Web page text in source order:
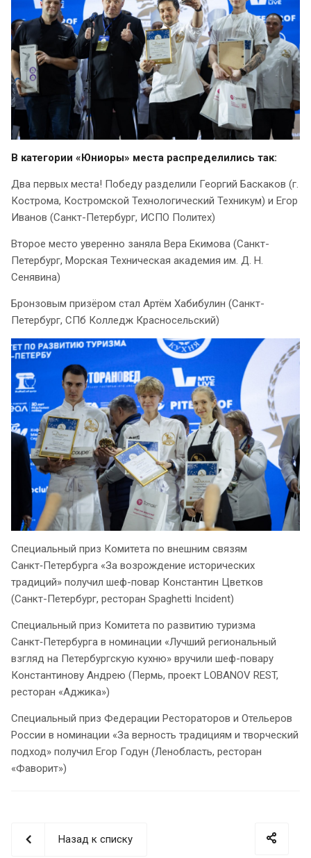
В категории «Юниоры» места распределились так:
Два первых места! Победу разделили Георгий Баскаков (г.
Кострома, Костромской Технологический Техникум) и Егор
Иванов (Санкт-Петербург, ИСПО Политех)
Второе место уверенно заняла Вера Екимова (Санкт-
Петербург, Морская Техническая академия им. Д. Н.
Сенявина)
Бронзовым призёром стал Артём Хабибулин (Санкт-
Петербург, СПб Колледж Красносельский)
Специальный приз Комитета по внешним связям
Санкт‑Петербурга «За возрождение исторических
традиций» получил шеф-повар Константин Цветков
(Санкт-Петербург, ресторан Spaghetti Incident)
Специальный приз Комитета по развитию туризма
Санкт‑Петербурга в номинации «Лучший региональный
взгляд на Петербургскую кухню» вручили шеф-повару
Константинову Андрею (Пермь, проект LOBANOV REST,
ресторан «Аджика»)
Специальный приз Федерации Рестораторов и Отельеров
России в номинации «За верность традициям и творческий
подход» получил Егор Годун (Ленобласть, ресторан
«Фаворит»)
Назад к списку